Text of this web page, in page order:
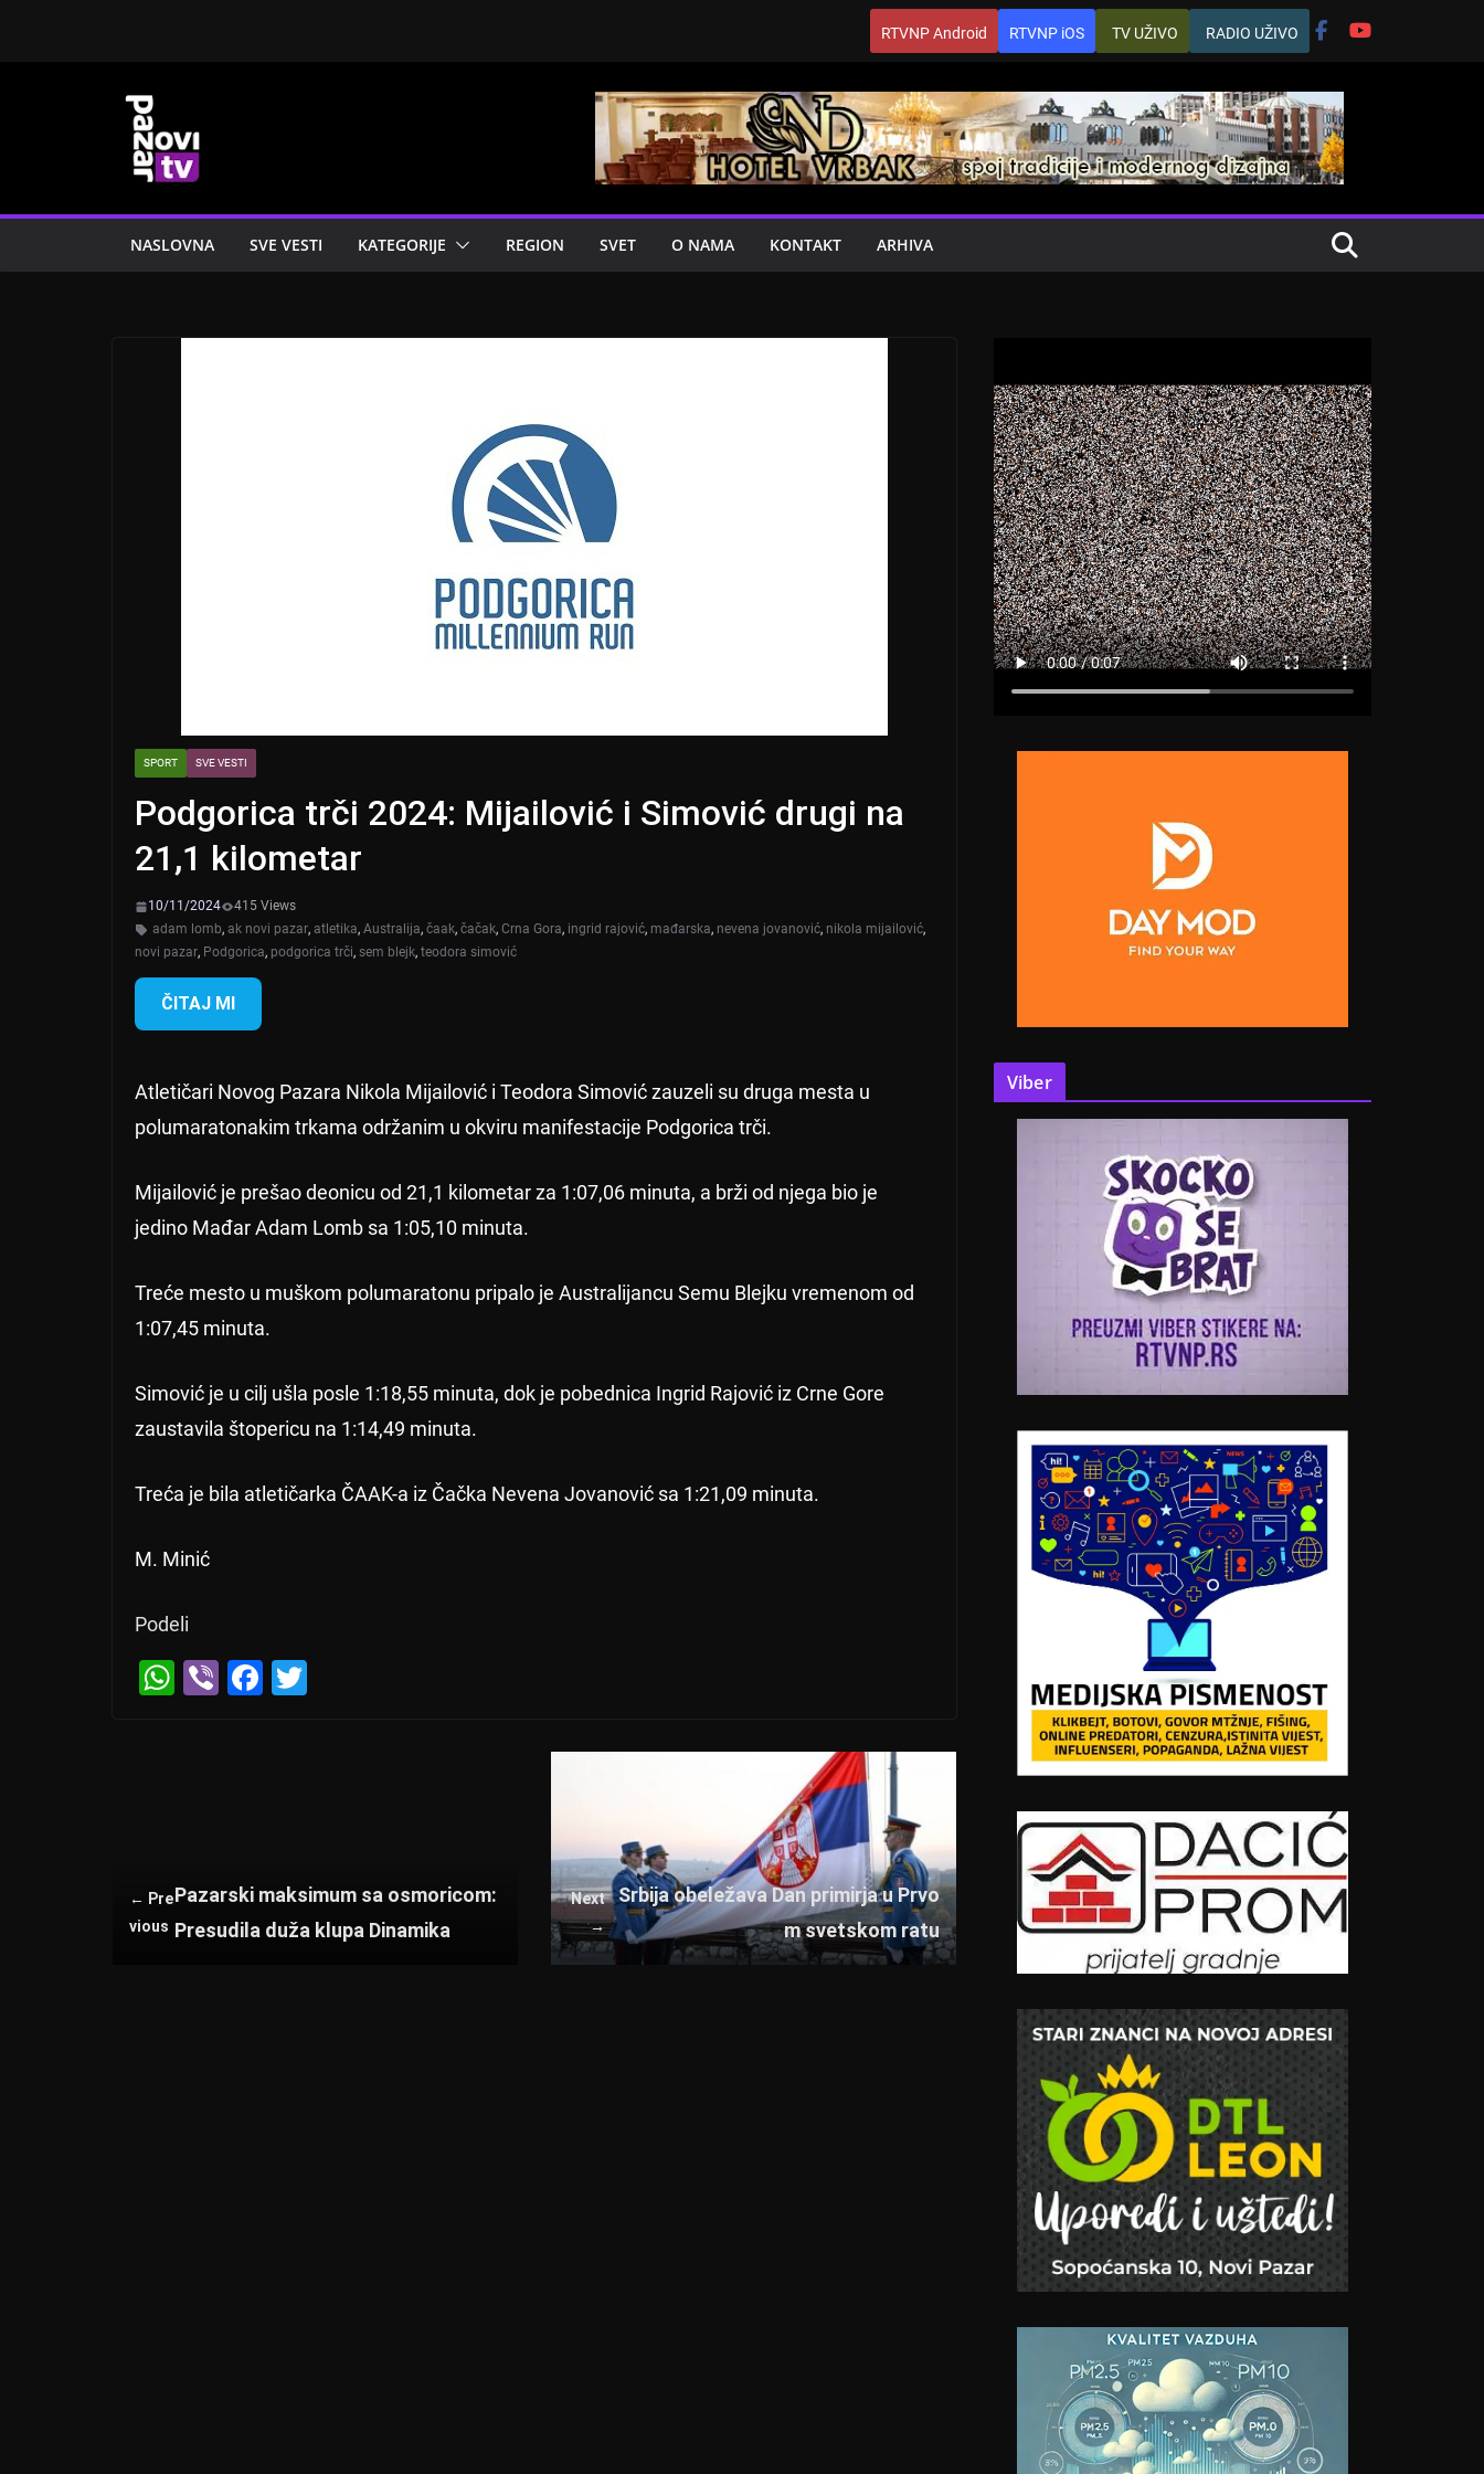
RTVNP Android RTVNP iOS TV UŽIVO RADIO UŽIVO
NASLOVNA SVE VESTI KATEGORIJE REGION SVET O NAMA KONTAKT ARHIVA
SPORT SVE VESTI
Podgorica trči 2024: Mijailović i Simović drugi na
21,1 kilometar
10/11/2024
415 Views
adam lomb, ak novi pazar, atletika, Australija, čaak, čačak, Crna Gora, ingrid rajović, mađarska, nevena jovanović, nikola mijailović,
novi pazar, Podgorica, podgorica trči, sem blejk, teodora simović
ČITAJ MI
Atletičari Novog Pazara Nikola Mijailović i Teodora Simović zauzeli su druga mesta u
polumaratonakim trkama održanim u okviru manifestacije Podgorica trči.
Mijailović je prešao deonicu od 21,1 kilometar za 1:07,06 minuta, a brži od njega bio je
jedino Mađar Adam Lomb sa 1:05,10 minuta.
Treće mesto u muškom polumaratonu pripalo je Australijancu Semu Blejku vremenom od
1:07,45 minuta.
Simović je u cilj ušla posle 1:18,55 minuta, dok je pobednica Ingrid Rajović iz Crne Gore
zaustavila štopericu na 1:14,49 minuta.
Treća je bila atletičarka ČAAK-a iz Čačka Nevena Jovanović sa 1:21,09 minuta.
M. Minić
Podeli
W
p
Vi F
o
k
← Pre
vious
Pazarski maksimum sa osmoricom:
Presudila duža klupa Dinamika
Next
→
Srbija obeležava Dan primirja u Prvo
m svetskom ratu
Viber